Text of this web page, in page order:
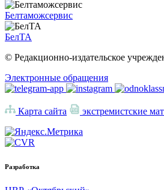
Белтаможсервис
БелТА
© Редакционно-издательское
Электронные обращения
Карта сайта экстремистские
Разработка